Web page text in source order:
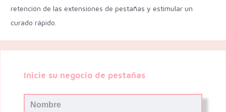
retención de las extensiones de pestañas y estimular un
curado rápido.
Inicie su negocio de pestañas